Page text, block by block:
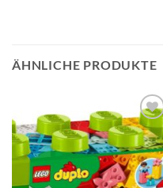
ÄHNLICHE PRODUKTE
Auf die
Wunschliste